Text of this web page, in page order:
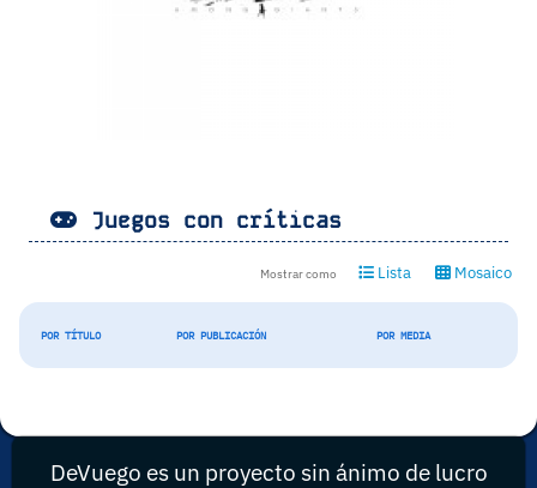
Juegos con críticas
Mostrar como Lista Mosaico
POR TÍTULO POR PUBLICACIÓN POR MEDIA
DeVuego es un proyecto sin ánimo de lucro